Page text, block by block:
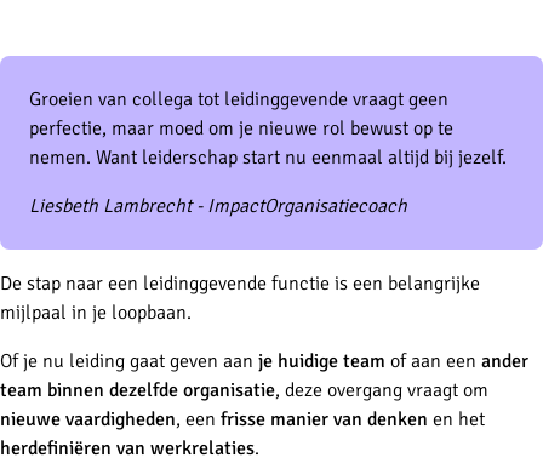
Groeien van collega tot leidinggevende vraagt geen
perfectie, maar moed om je nieuwe rol bewust op te
nemen. Want leiderschap start nu eenmaal altijd bij jezelf.
Liesbeth Lambrecht - ImpactOrganisatiecoach
De stap naar een leidinggevende functie is een belangrijke
mijlpaal in je loopbaan.
Of je nu leiding gaat geven aan je huidige team of aan een ander
team binnen dezelfde organisatie, deze overgang vraagt om
nieuwe vaardigheden, een frisse manier van denken en het
herdefiniëren van werkrelaties.